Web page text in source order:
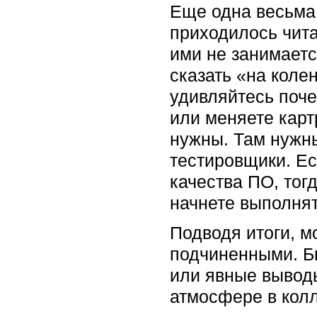
Еще одна весьма
приходилось
ими не
сказать «на
удивляйтесь
или меняете
нужны. Там
тестировщики.
качества ПО,
начнете
Подводя итоги,
подчиненными.
или явные
атмосфере в